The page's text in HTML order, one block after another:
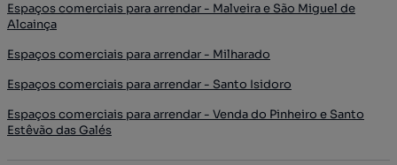
Espaços comerciais para arrendar - Malveira e São Miguel de
Alcainça
Espaços comerciais para arrendar - Milharado
Espaços comerciais para arrendar - Santo Isidoro
Espaços comerciais para arrendar - Venda do Pinheiro e Santo
Estêvão das Galés